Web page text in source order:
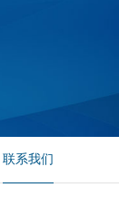
联系我们